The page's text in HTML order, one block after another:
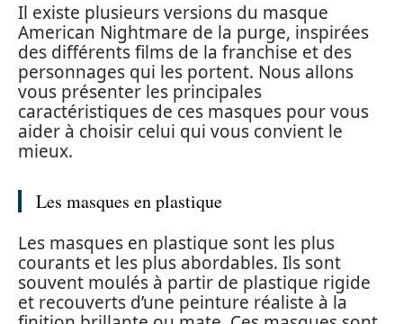
Il existe plusieurs versions du masque
American Nightmare de la purge, inspirées
des différents films de la franchise et des
personnages qui les portent. Nous allons
vous présenter les principales
caractéristiques de ces masques pour vous
aider à choisir celui qui vous convient le
mieux.
Les masques en plastique
Les masques en plastique sont les plus
courants et les plus abordables. Ils sont
souvent moulés à partir de plastique rigide
et recouverts d’une peinture réaliste à la